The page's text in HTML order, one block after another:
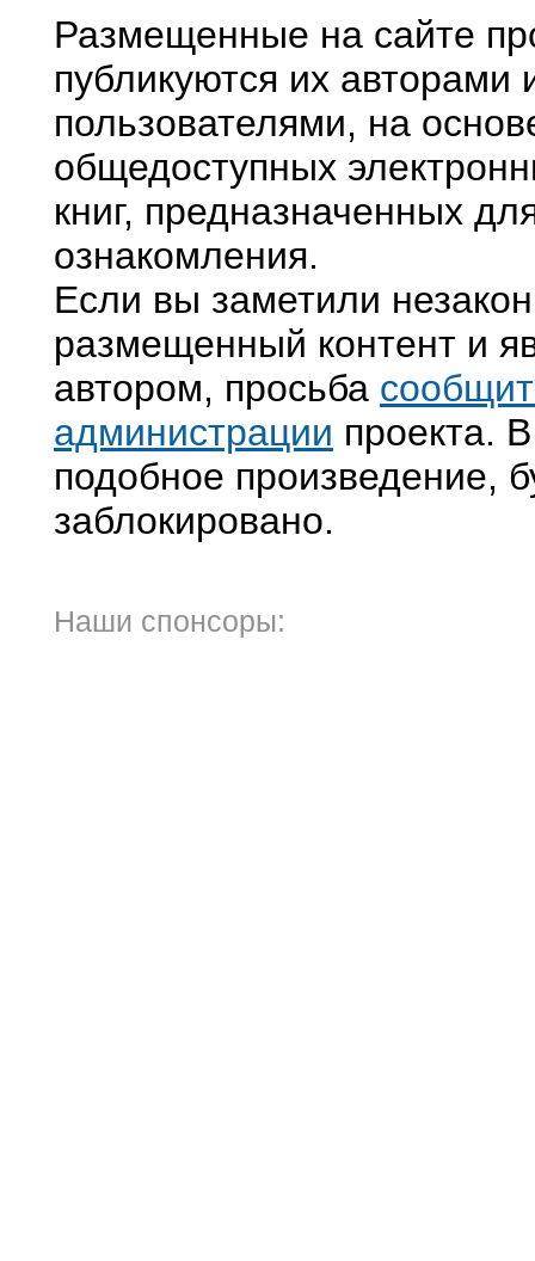
Размещенные на сайте
публикуются их авторами
пользователями, на
общедоступных
книг, предназначенных
ознакомления.
Если вы заметили
размещенный контент и
автором, просьба
администрации проекта.
подобное произведение,
заблокировано.
Наши спонсоры: